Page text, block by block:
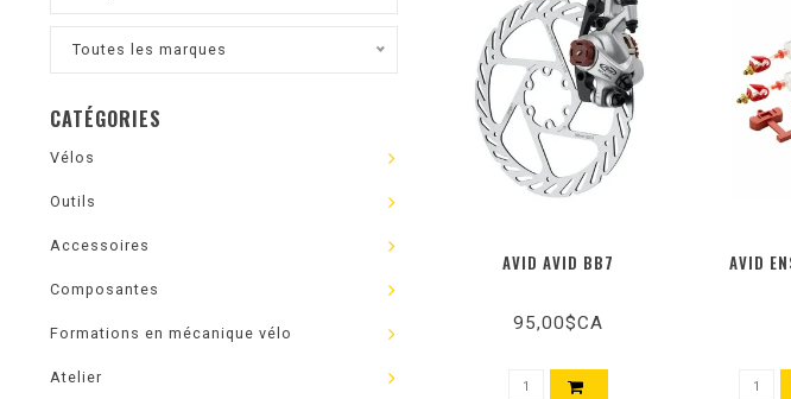
Toutes les marques
CATÉGORIES
Vélos
Outils
Accessoires
Composantes
Formations en mécanique vélo
Atelier
AVID AVID BB7
95,00$CA
AVID